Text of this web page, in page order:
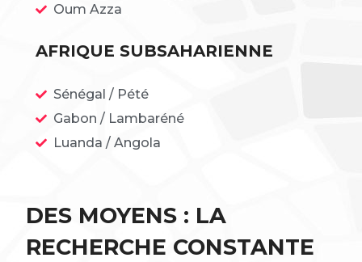
Oum Azza
AFRIQUE SUBSAHARIENNE
Sénégal / Pété
Gabon / Lambaréné
Luanda / Angola
DES MOYENS : LA
RECHERCHE CONSTANTE